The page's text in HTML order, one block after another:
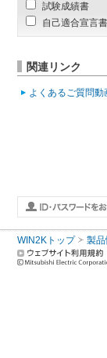
試験成績書
自己適合宣言
関連リンク
よくあるご質問動
WIN2Kトップ 製品